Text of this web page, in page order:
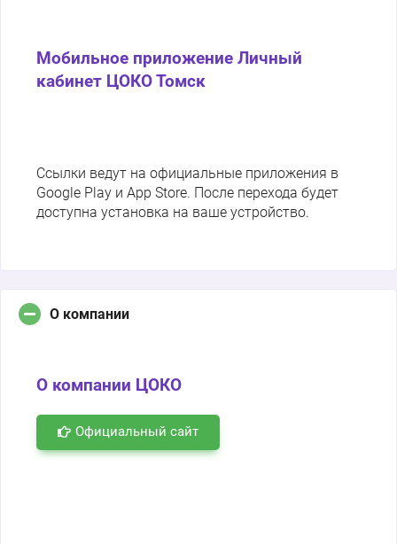
Мобильное приложение Личный
кабинет ЦОКО Томск
Ссылки ведут на официальные приложения в
Google Play и App Store. После перехода будет
доступна установка на ваше устройство.
О компании
О компании ЦОКО
Официальный сайт